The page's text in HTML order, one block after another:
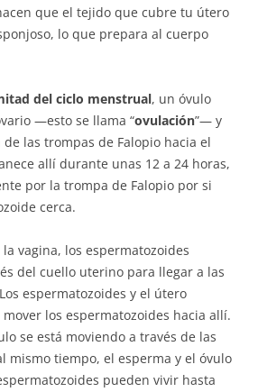
que el tejido que cubre tu útero
lo que prepara al cuerpo
del ciclo menstrual, un óvulo
—esto se llama “ovulación”— y
las trompas de Falopio hacia el
allí durante unas 12 a 24 horas,
por la trompa de Falopio por si
cerca.
vagina, los espermatozoides
del cuello uterino para llegar a las
espermatozoides y el útero
los espermatozoides hacia allí.
se está moviendo a través de las
mismo tiempo, el esperma y el óvulo
pueden vivir hasta